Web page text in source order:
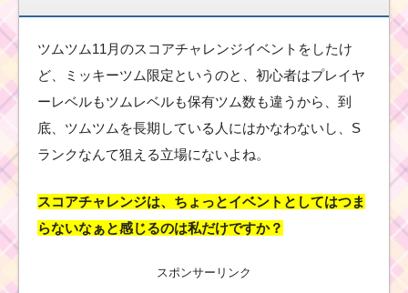
ツムツム11月のスコアチャレンジイベントをしたけ
ど、ミッキーツム限定というのと、初心者はプレイヤ
ーレベルもツムレベルも保有ツム数も違うから、到
底、ツムツムを長期している人にはかなわないし、S
ランクなんて狙える立場にないよね。
スコアチャレンジは、ちょっとイベントとしてはつま
らないなぁと感じるのは私だけですか？
スポンサーリンク